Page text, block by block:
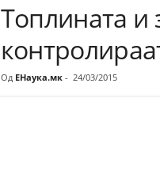
Топлината и
Од ЕНаука.мк- 24/03/2015